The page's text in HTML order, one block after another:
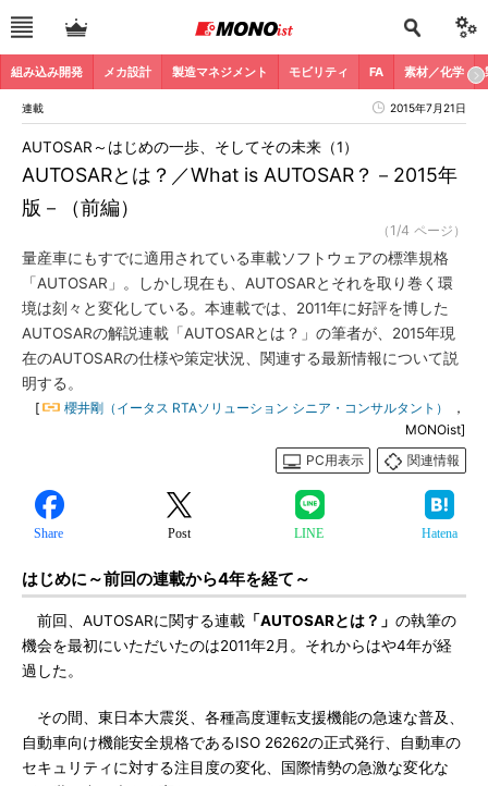
組み込み開発 メカ設計 製造マネジメント モビリティ FA 素材／化学
連載 2015年7月21日
AUTOSARとは？／What is AUTOSAR？－2015年
版－（前編）
AUTOSAR～はじめの一歩、そしてその未来（1）
（1/4 ページ）
量産車にもすでに適用されている車載ソフトウェアの標準規格
「AUTOSAR」。しかし現在も、AUTOSARとそれを取り巻く環
境は刻々と変化している。本連載では、2011年に好評を博した
AUTOSARの解説連載「AUTOSARとは？」の筆者が、2015年現
在のAUTOSARの仕様や策定状況、関連する最新情報について説
明する。
[ 櫻井剛（イータス RTAソリューション シニア・コンサルタント）
，
MONOist]
PC用表示
関連情報
Share Post LINE Hatena
はじめに～前回の連載から4年を経て～
前回、AUTOSARに関する連載 「AUTOSARとは？」 の執筆の
機会を最初にいただいたのは2011年2月。それからはや4年が経
過した。
その間、東日本大震災、各種高度運転支援機能の急速な普及、
自動車向け機能安全規格であるISO 26262の正式発行、自動車の
セキュリティに対する注目度の変化、国際情勢の急激な変化な